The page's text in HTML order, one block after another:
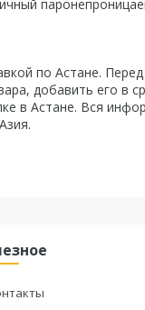
по Астане.
добавить его в
в Астане. Вся